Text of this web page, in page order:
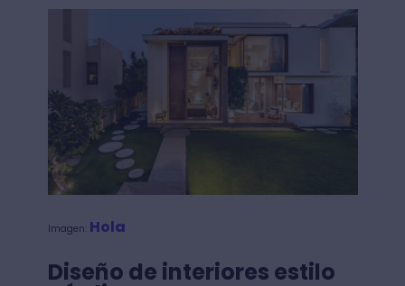
Imagen: Hola
Diseño de interiores estilo